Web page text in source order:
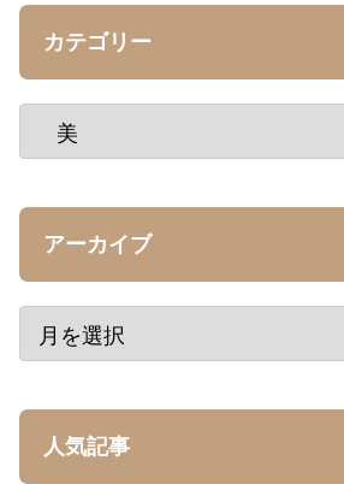
カテゴリー
アーカイブ
人気記事